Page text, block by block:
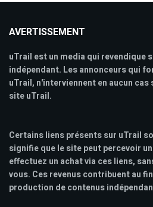
AVERTISSEMENT
uTrail est un media qui revendique
indépendant. Les annonceurs qui
uTrail, n'interviennent en aucun
site uTrail.
Certains liens présents sur uTrail
signifie que le site peut percevoir
effectuez un achat via ces liens,
vous. Ces revenus contribuent au
production de contenus